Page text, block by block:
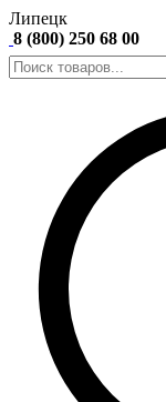
Липецк
8 (800) 250 68 00